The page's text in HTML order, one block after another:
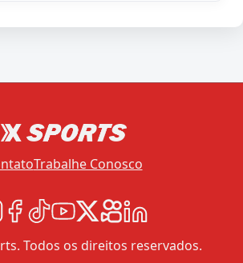
Trabalhe Conosco
Todos os direitos reservados.